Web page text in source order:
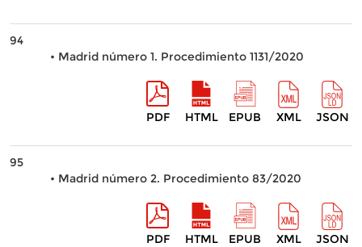
94
• Madrid número 1. Procedimiento 1131/2020
PDF HTML EPUB XML JSON
95
• Madrid número 2. Procedimiento 83/2020
PDF HTML EPUB XML JSON